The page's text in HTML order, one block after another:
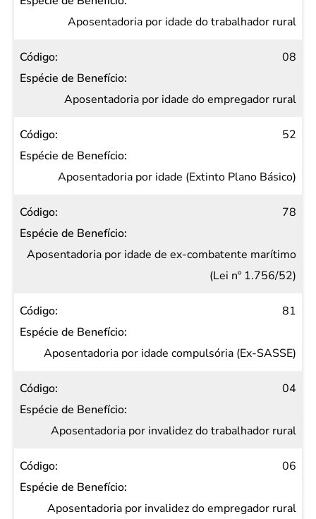
deAposentadoria por idade do trabalhador rural
08
Aposentadoria por idade do empregador rural
52
Aposentadoria por idade (Extinto Plano Básico)
78
Aposentadoria por idade de ex-combatente marítimo
(Lei nº 1.756/52)
81
Aposentadoria por idade compulsória (Ex-SASSE)
04
Aposentadoria por invalidez do trabalhador rural
06
Aposentadoria por invalidez do empregador rural